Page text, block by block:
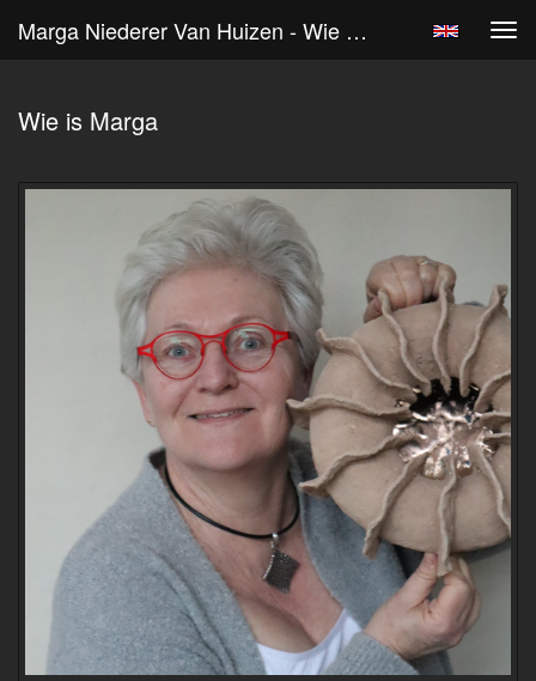
Marga Niederer Van Huizen - Wie Is Marga
Wie is Marga